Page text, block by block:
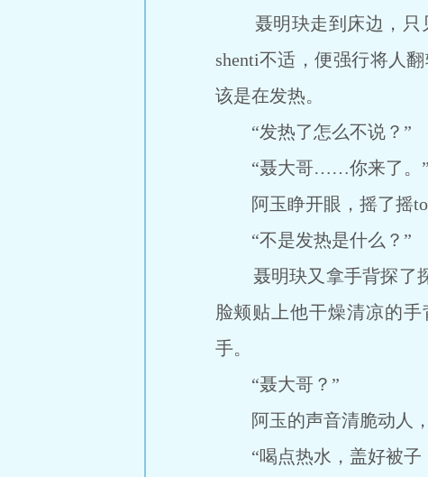
聂明玦走到床边，只见
shenti不适，便强行将人
该是在发热。
“发热了怎么不说？”
“聂大哥……你来了。”
阿玉睁开眼，摇了摇
“不是发热是什么？”
聂明玦又拿手背探了探
脸颊贴上他干燥清凉的
手。
“聂大哥？”
阿玉的声音清脆动人，
“喝点热水，盖好被子